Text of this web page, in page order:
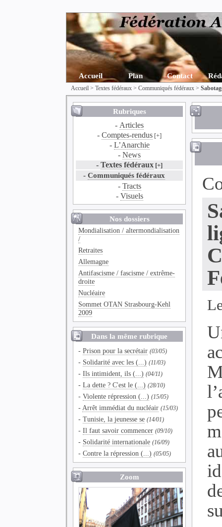
Accueil Plan Contact
Accueil >Textes fédéraux >Communiqués fédéraux >
Rubriques
- Articles
-Comptes-rendus [+]
- L’Anarchie
-News
-Textes fédéraux [+]
-Communiqués fédéraux
- Tracts
- Visuels
Nos dossiers
Mondialisation / altermondialisation
/
Retraites
Allemagne
Antifascisme / fascisme / extrême-
droite
Nucléaire
Sommet OTAN Strasbourg-Kehl
2009
Dans la même rubrique
-Prison pour la secrétair (03/05)
- Solidarité avec les (...) (11/03)
-Ils intimident, ils (...) (04/11)
-La dette ? C'est le (...) (28/10)
-Violente répression (...) (15/05)
- Arrêt immédiat du nucléair (15/03)
-Tunisie, la jeunesse se (14/01)
-Il faut savoir commencer (09/10)
- Solidarité internationale (16/09)
-Contre la répression (...) (05/05)
Zoom